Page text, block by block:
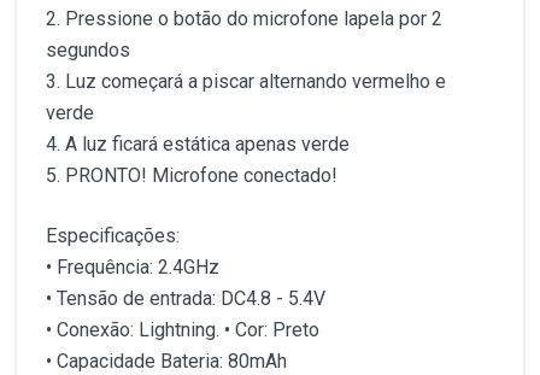
2. Pressione o botão do microfone lapela por 2
segundos
3. Luz começará a piscar alternando vermelho e
verde
4. A luz ficará estática apenas verde
5. PRONTO! Microfone conectado!
Especificações:
• Frequência: 2.4GHz
• Tensão de entrada: DC4.8 - 5.4V
• Conexão: Lightning. • Cor: Preto
• Capacidade Bateria: 80mAh